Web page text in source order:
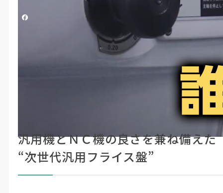
単品加工を誰でも・早く・簡単に
汎用機とＮＣ機の良さを兼ね備えた
“次世代汎用フライス盤”